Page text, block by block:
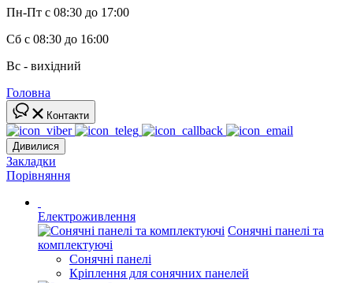
Пн-Пт с 08:30 до 17:00
Сб с 08:30 до 16:00
Вс - вихідний
Головна
Контакти
Дивилися
Закладки
Порівняння
Електроживлення
Сонячні панелі та
комплектуючі
Сонячні панелі
Кріплення для сонячних панелей